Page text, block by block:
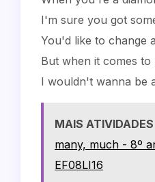
I'm sure you got
You'd like to change
But when it comes to
I wouldn't wanna be
MAIS ATIVIDADES
many, much - 8º
EF08LI16